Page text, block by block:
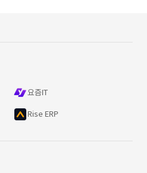
요즘IT
Rise ERP